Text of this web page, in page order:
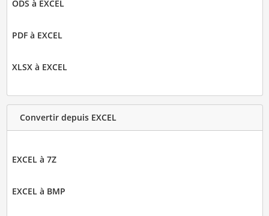
ODS à EXCEL
PDF à EXCEL
XLSX à EXCEL
Convertir depuis EXCEL
EXCEL à 7Z
EXCEL à BMP